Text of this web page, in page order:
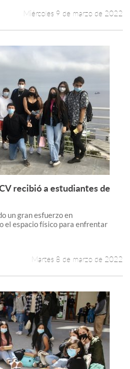
Miércoles 9 de marzo de 2022
Leer más +
recibió a estudiantes de
un gran esfuerzo en
el espacio físico para enfrentar
Martes 8 de marzo de 2022